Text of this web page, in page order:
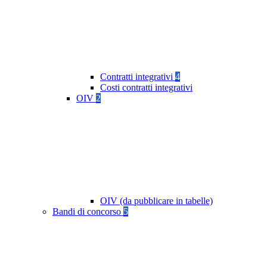
Contratti integrativi 4
Costi contratti integrativi
OIV 2
OIV (da pubblicare in tabelle)
Bandi di concorso 5